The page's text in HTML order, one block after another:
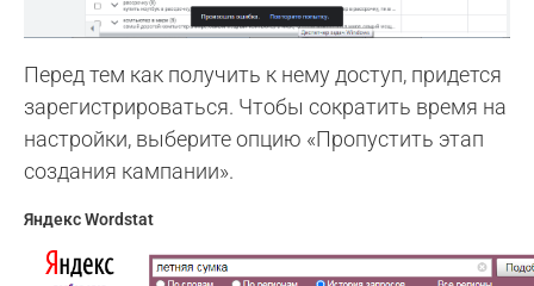
Перед тем как получить к нему доступ, придется
зарегистрироваться. Чтобы сократить время на
настройки, выберите опцию «Пропустить этап
создания кампании».
Яндекс Wordstat